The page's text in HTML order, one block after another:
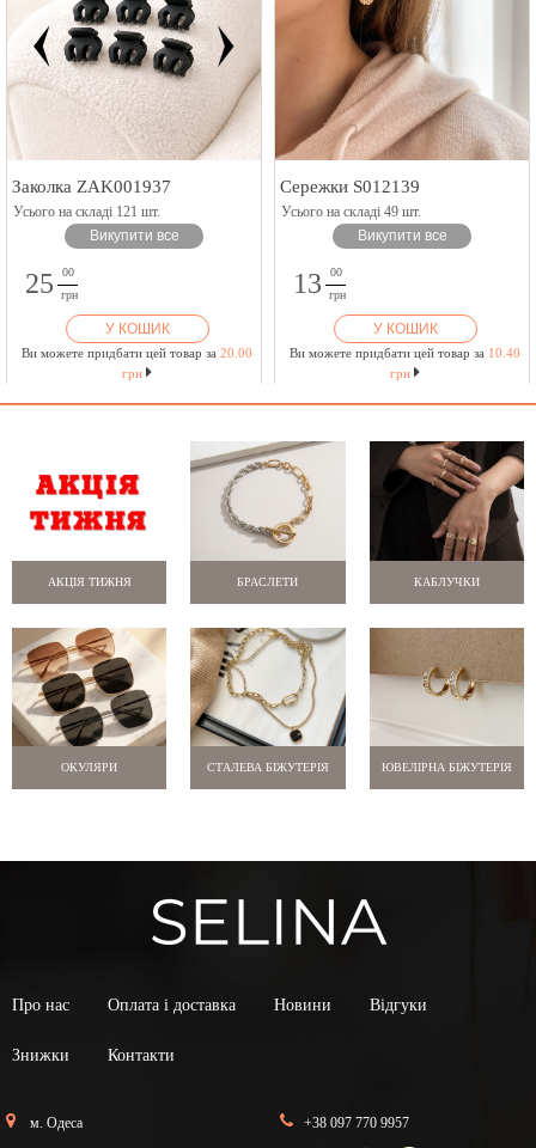
Заколка ZAK001937
Усього на складі 121 шт.
Викупити все
25
00
грн
У КОШИК
Ви можете придбати цей товар за 20.00
грн
Сережки S012139
Усього на складі 49 шт.
Викупити все
13
00
грн
У КОШИК
Ви можете придбати цей товар за 10.40
грн
АКЦІЯ ТИЖНЯ БРАСЛЕТИ КАБЛУЧКИ
ОКУЛЯРИ СТАЛЕВА БІЖУТЕРІЯ ЮВЕЛІРНА БІЖУТЕРІЯ
Про нас Оплата і доставка Новини Відгуки
Знижки Контакти
м. Одеса +38 097 770 9957